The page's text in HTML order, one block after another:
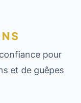
pour
et de guêpes